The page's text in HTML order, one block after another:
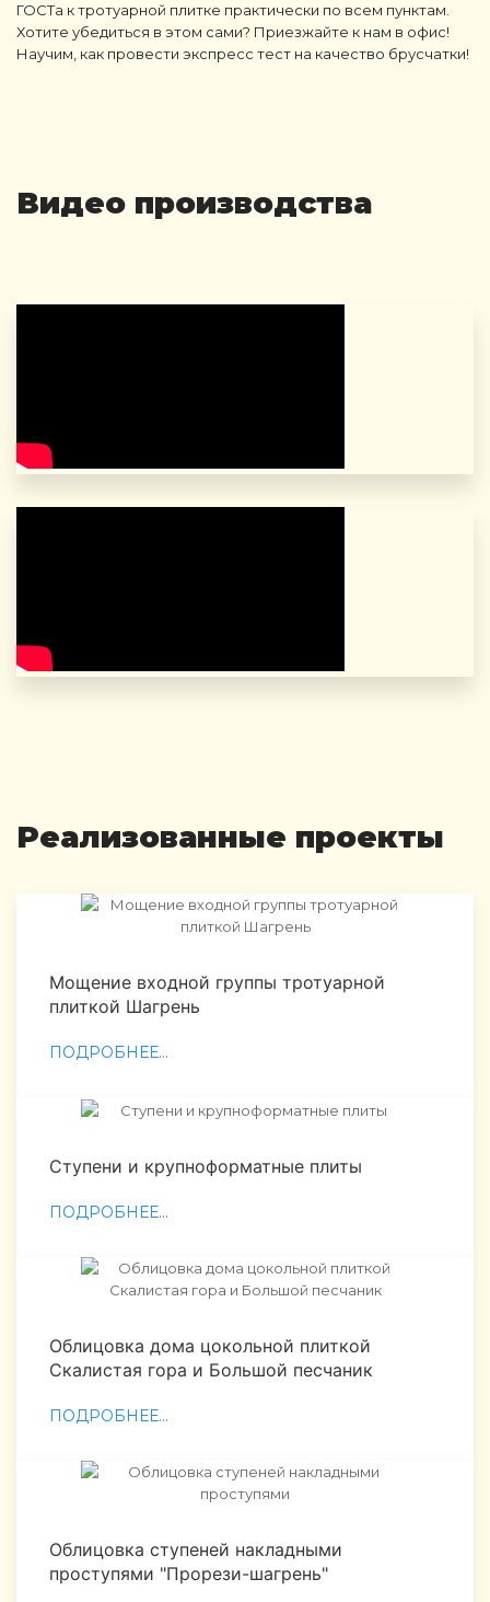
ГОСТа к тротуарной плитке практически по всем пунктам.
Хотите убедиться в этом сами? Приезжайте к нам в офис!
Научим, как провести экспресс тест на качество брусчатки!
Видео производства
Реализованные проекты
Мощение входной группы тротуарной
плиткой Шагрень
ПОДРОБНЕЕ...
Ступени и крупноформатные плиты
ПОДРОБНЕЕ...
Облицовка дома цокольной плиткой
Скалистая гора и Большой песчаник
ПОДРОБНЕЕ...
Облицовка ступеней накладными
проступями "Прорези-шагрень"